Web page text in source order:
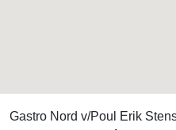
Gastro Nord v/Poul Erik